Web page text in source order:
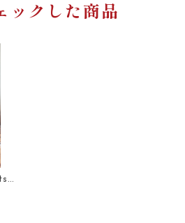
ックした商品